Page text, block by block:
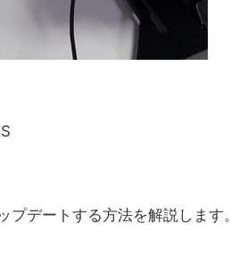
デートする方法を解説します。